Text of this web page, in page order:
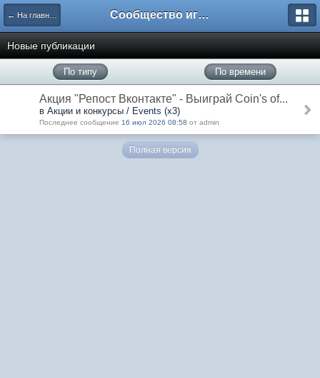
← На главную Сообщество игроков L2BesT.Org
Новые публикации
По типу По времени
Акция "Репост Вконтакте" - Выиграй Coin's of...
в Акции и конкурсы / Events (x3)
Последнее сообщение 16 июл 2026 08:58 от admin
Полная версия